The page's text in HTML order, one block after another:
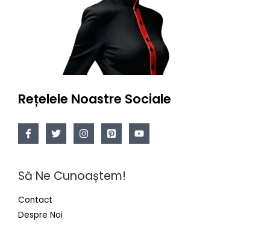
Rețelele Noastre Sociale
Să Ne Cunoaștem!
Contact
Despre Noi